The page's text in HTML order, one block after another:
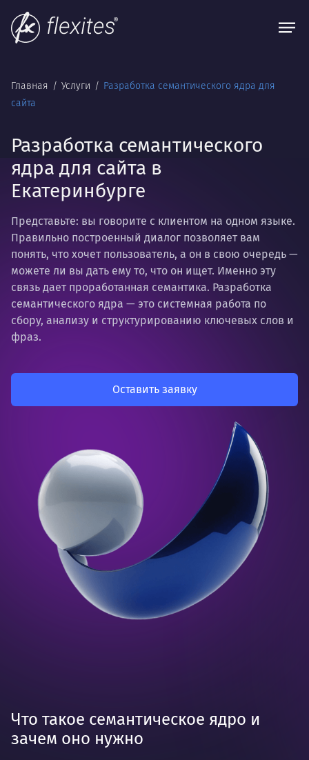
Главная Услуги
Разработка семантического ядра для
сайта
Разработка семантического
ядра для сайта в
Екатеринбурге
Представьте: вы говорите с клиентом на одном языке.
Правильно построенный диалог позволяет вам
понять, что хочет пользователь, а он в свою очередь —
можете ли вы дать ему то, что он ищет. Именно эту
связь дает проработанная семантика. Разработка
семантического ядра — это системная работа по
сбору, анализу и структурированию ключевых слов и
фраз.
Оставить заявку
Что такое семантическое ядро и
зачем оно нужно